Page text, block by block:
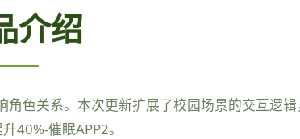
介绍
色关系。本次更新扩展了校园场景的交互逻
40%-催眠APP2。